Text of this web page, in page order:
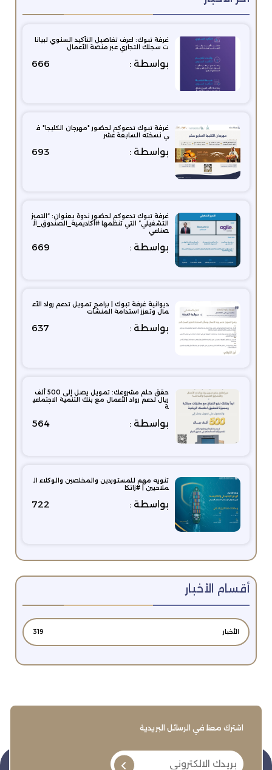
غرفة تبوك: اعرف تفاصيل التأكيد السنوي لبيانا
ت سجلك التجاري عبر منصة الأعمال
بواسطة : 666
غرفة تبوك تدعوكم لحضور "مهرجان الكليجا" ف
ي نسخته السابعة عشر
بواسطة : 693
‏غرفة تبوك‬ تدعوكم لحضور ندوة بعنوان: “التميز
التشغيلي” التي تنظمها ‫#أكاديمية_الصندوق_ال
صناعي‬
بواسطة : 669
ديوانية غرفة تبوك | برامج تمويل تدعم رواد الأع
مال وتعزز استدامة المنشآت
بواسطة : 637
حقق حلم مشروعك: تمويل يصل إلى 500 ألف
ريال لدعم رواد الأعمال مع بنك التنمية الاجتماعي
ة
بواسطة : 564
تنويه مهم للمستوردين والمخلصين والوكلاء ال
ملاحيين | #زاتكا
بواسطة : 722
أقسام الأخبار
الأخبار 319
اشترك معنا في الرسائل البريدية